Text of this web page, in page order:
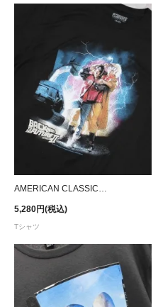
5,280円(税込)
Tシャツ